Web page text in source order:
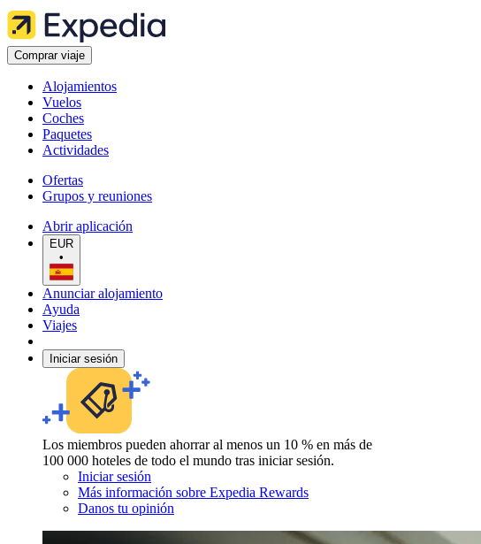
Comprar viaje
Alojamientos
Vuelos
Coches
Paquetes
Actividades
Ofertas
Grupos y reuniones
Abrir aplicación
EUR
•
Anunciar alojamiento
Ayuda
Viajes
Iniciar sesión
Los miembros pueden ahorrar al menos un 10 % en más de
100 000 hoteles de todo el mundo tras iniciar sesión.
Iniciar sesión
Más información sobre Expedia Rewards
Danos tu opinión